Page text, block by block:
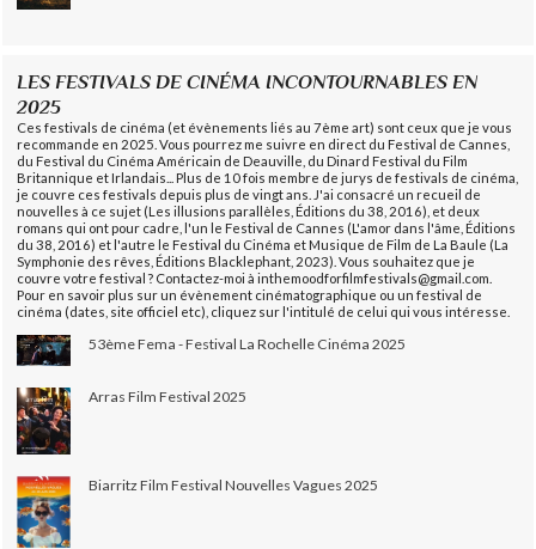
LES FESTIVALS DE CINÉMA INCONTOURNABLES EN
2025
Ces festivals de cinéma (et évènements liés au 7ème art) sont ceux que je vous
recommande en 2025. Vous pourrez me suivre en direct du Festival de Cannes,
du Festival du Cinéma Américain de Deauville, du Dinard Festival du Film
Britannique et Irlandais... Plus de 10 fois membre de jurys de festivals de cinéma,
je couvre ces festivals depuis plus de vingt ans. J'ai consacré un recueil de
nouvelles à ce sujet (Les illusions parallèles, Éditions du 38, 2016), et deux
romans qui ont pour cadre, l'un le Festival de Cannes (L'amor dans l'âme, Éditions
du 38, 2016) et l'autre le Festival du Cinéma et Musique de Film de La Baule (La
Symphonie des rêves, Éditions Blacklephant, 2023). Vous souhaitez que je
couvre votre festival ? Contactez-moi à inthemoodforfilmfestivals@gmail.com.
Pour en savoir plus sur un évènement cinématographique ou un festival de
cinéma (dates, site officiel etc), cliquez sur l'intitulé de celui qui vous intéresse.
53ème Fema - Festival La Rochelle Cinéma 2025
Arras Film Festival 2025
Biarritz Film Festival Nouvelles Vagues 2025